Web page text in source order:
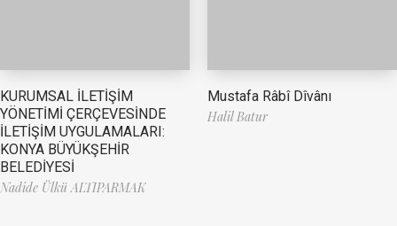
KURUMSAL İLETİŞİM
YÖNETİMİ ÇERÇEVESİNDE
İLETİŞİM UYGULAMALARI:
KONYA BÜYÜKŞEHİR
BELEDİYESİ
Nadide Ülkü ALTIPARMAK
Mustafa Râbî Dîvânı
Halil Batur